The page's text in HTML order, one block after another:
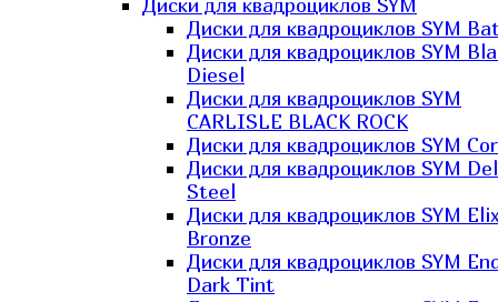
Диски для квадроциклов SYM
Диски для квадроциклов SYM
Диски для квадроциклов SYM
Diesel
Диски для квадроциклов SYM
CARLISLE BLACK ROCK
Диски для квадроциклов SYM
Диски для квадроциклов SYM
Steel
Диски для квадроциклов SYM
Bronze
Диски для квадроциклов SYM
Dark Tint